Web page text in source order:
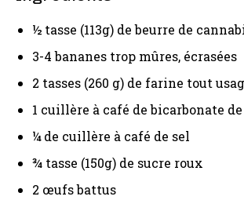
½ tasse (113g) de beurre de
3-4 bananes trop mûres, écrasées
2 tasses (260 g) de farine tout
1 cuillère à café de bicarbonate de
¼ de cuillère à café de sel
¾ tasse (150g) de sucre roux
2 œufs battus